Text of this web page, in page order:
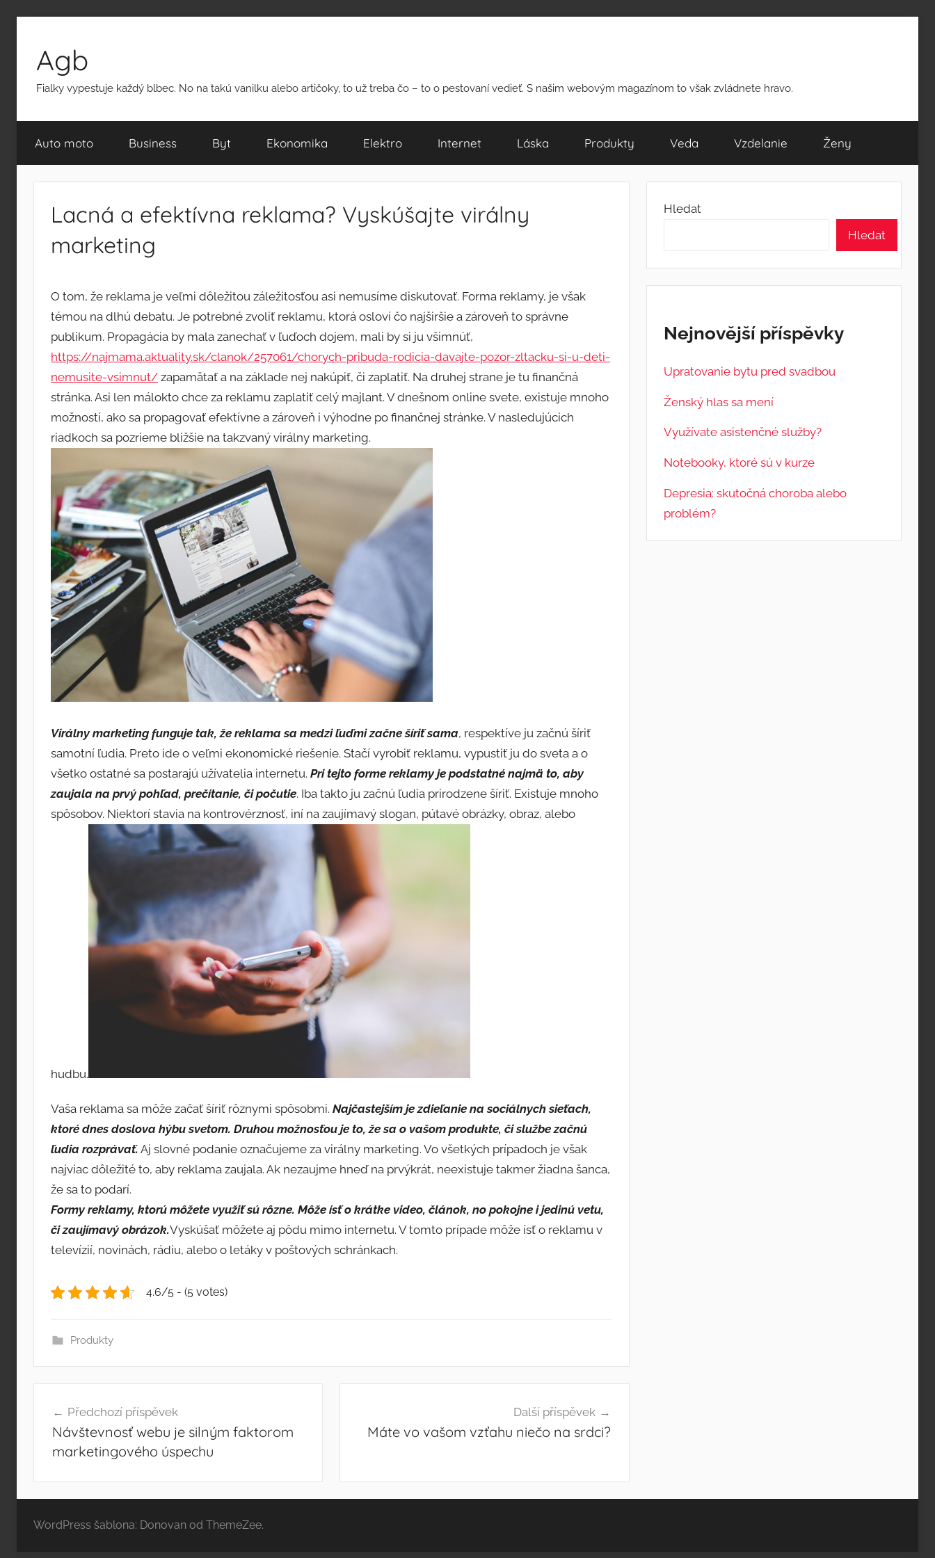
obsahuAgb
Fialky vypestuje každý blbec. No na takú vanilku alebo artičoky, to už treba čo – to o pestovaní vedieť. S našim webovým magazínom to však zvládnete hravo.
Auto moto Business Byt Ekonomika Elektro Internet Láska Produkty Veda Vzdelanie Ženy
Lacná a efektívna reklama? Vyskúšajte virálny
marketing
O tom, že reklama je veľmi dôležitou záležitosťou asi nemusíme diskutovať. Forma reklamy, je však
témou na dlhú debatu. Je potrebné zvoliť reklamu, ktorá osloví čo najširšie a zároveň to správne
publikum. Propagácia by mala zanechať v ľuďoch dojem, mali by si ju všimnúť,
https://najmama.aktuality.sk/clanok/257061/chorych-pribuda-rodicia-davajte-pozor-zltacku-si-u-deti-
nemusite-vsimnut/ zapamätať a na základe nej nakúpiť, či zaplatiť. Na druhej strane je tu finančná
stránka. Asi len málokto chce za reklamu zaplatiť celý majlant. V dnešnom online svete, existuje mnoho
možností, ako sa propagovať efektívne a zároveň i výhodne po finančnej stránke. V nasledujúcich
riadkoch sa pozrieme bližšie na takzvaný virálny marketing.
Virálny marketing funguje tak, že reklama sa medzi ľuďmi začne šíriť sama, respektíve ju začnú šíriť
samotní ľudia. Preto ide o veľmi ekonomické riešenie. Stačí vyrobiť reklamu, vypustiť ju do sveta a o
všetko ostatné sa postarajú užívatelia internetu. Pri tejto forme reklamy je podstatné najmä to, aby
zaujala na prvý pohľad, prečítanie, či počutie. Iba takto ju začnú ľudia prirodzene šíriť. Existuje mnoho
spôsobov. Niektorí stavia na kontrovérznosť, iní na zaujímavý slogan, pútavé obrázky, obraz, alebo
hudbu.
Vaša reklama sa môže začať šíriť rôznymi spôsobmi. Najčastejším je zdieľanie na sociálnych sieťach,
ktoré dnes doslova hýbu svetom. Druhou možnosťou je to, že sa o vašom produkte, či službe začnú
ľudia rozprávať. Aj slovné podanie označujeme za virálny marketing. Vo všetkých prípadoch je však
najviac dôležité to, aby reklama zaujala. Ak nezaujme hneď na prvýkrát, neexistuje takmer žiadna šanca,
že sa to podarí.
Formy reklamy, ktorú môžete využiť sú rôzne. Môže ísť o krátke video, článok, no pokojne i jedinú vetu,
či zaujímavý obrázok.Vyskúšať môžete aj pôdu mimo internetu. V tomto prípade môže ísť o reklamu v
televízií, novinách, rádiu, alebo o letáky v poštových schránkach.
4.6/5 - (5 votes)
Produkty
pro
příspěvek
Předchozí příspěvek
Návštevnosť webu je silným faktorom
marketingového úspechu
Další příspěvek
Máte vo vašom vzťahu niečo na srdci?
Hledat
Hledat
Nejnovější příspěvky
Upratovanie bytu pred svadbou
Ženský hlas sa mení
Využívate asistenčné služby?
Notebooky, ktoré sú v kurze
Depresia: skutočná choroba alebo
problém?
WordPress šablona: Donovan od ThemeZee.